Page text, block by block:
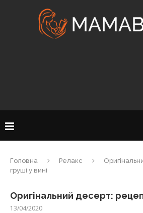
Головна Релакс
груші у вині
Оригінальний десерт:
13/04/2020